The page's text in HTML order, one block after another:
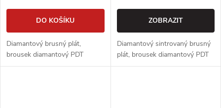
DO KOŠÍKU
Diamantový brusný plát,
brousek diamantový PDT
ZOBRAZIT
Diamantový sintrovaný brusný
plát, brousek diamantový PDT